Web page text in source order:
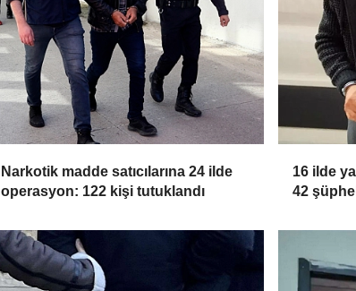
Narkotik madde satıcılarına 24 ilde
operasyon: 122 kişi tutuklandı
16 ilde
42